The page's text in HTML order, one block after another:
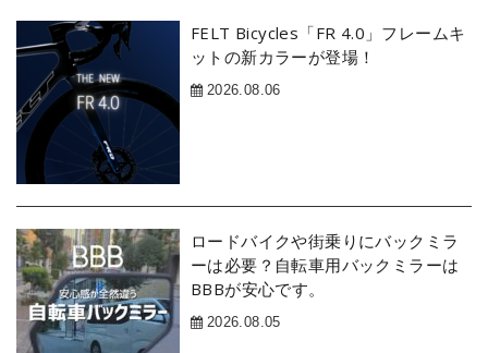
FELT Bicycles「FR 4.0」フレームキ
ットの新カラーが登場！
2026.08.06
ロードバイクや街乗りにバックミラ
ーは必要？自転車用バックミラーは
BBBが安心です。
2026.08.05